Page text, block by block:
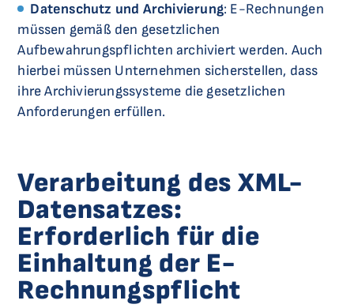
Datenschutz und Archivierung: E-Rechnungen
müssen gemäß den gesetzlichen
Aufbewahrungspflichten archiviert werden. Auch
hierbei müssen Unternehmen sicherstellen, dass
ihre Archivierungssysteme die gesetzlichen
Anforderungen erfüllen.
Verarbeitung des XML-
Datensatzes:
Erforderlich für die
Einhaltung der E-
Rechnungspflicht